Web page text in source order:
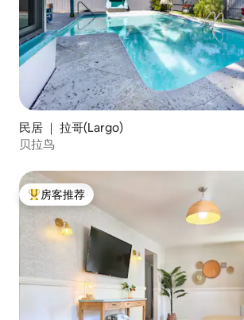
民居 ｜ 拉哥(Largo)
贝拉鸟
热门「房客推荐」
房客推荐